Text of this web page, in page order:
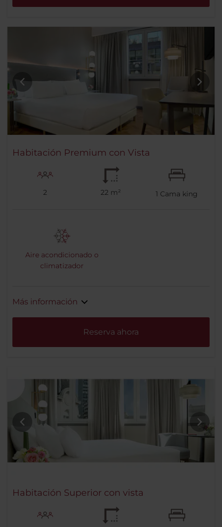
Habitación Premium con Vista
2 22 m² 1 Cama king
Aire acondicionado o
climatizador
Más información
Reserva ahora
Habitación Superior con vista